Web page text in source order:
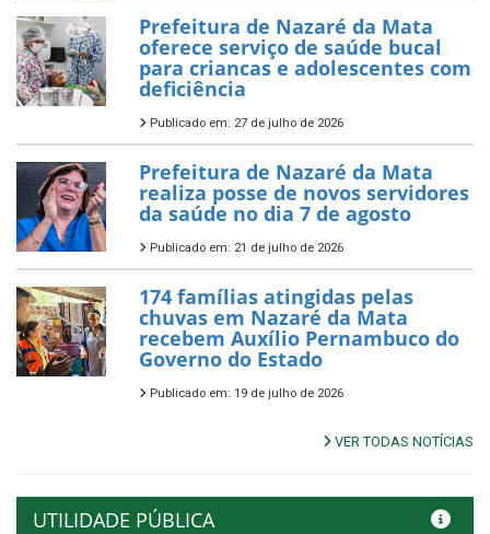
Prefeitura de Nazaré da Mata
oferece serviço de saúde bucal
para criancas e adolescentes com
deficiência
Publicado em: 27 de julho de 2026
Prefeitura de Nazaré da Mata
realiza posse de novos servidores
da saúde no dia 7 de agosto
Publicado em: 21 de julho de 2026
174 famílias atingidas pelas
chuvas em Nazaré da Mata
recebem Auxílio Pernambuco do
Governo do Estado
Publicado em: 19 de julho de 2026
VER TODAS NOTÍCIAS
UTILIDADE PÚBLICA